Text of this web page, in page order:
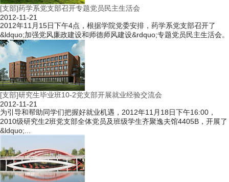
[支部]药学系党支部召开专题党员民主生活会
2012-11-21
2012年11月15日下午4点，根据学院党委安排，药学系党支部召开了
&ldquo;加强党风廉政建设和师德师风建设&rdquo;专题党员民主生活会。
[支部]研究生毕业班10-2党支部开展就业经验交流会
2012-11-21
为引导和帮助同学们把握好就业机遇，2012年11月18日下午16:00，
2010级研究生2班党支部全体党员及班级学生齐聚逸夫馆4405B，开展了
&ldquo;...